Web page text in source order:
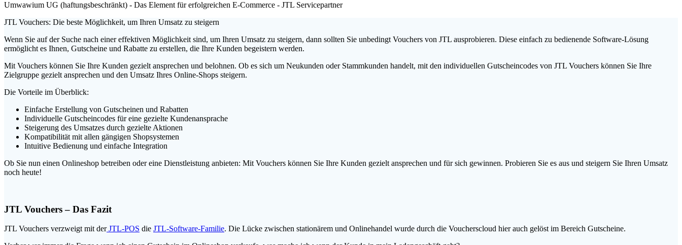
Umwawium UG (haftungsbeschränkt) - Das Element für erfolgreichen E-Commerce - JTL Servicepartner
JTL Vouchers: Die beste Möglichkeit, um Ihren Umsatz zu steigern
Wenn Sie auf der Suche nach einer effektiven Möglichkeit sind, um Ihren Umsatz zu steigern, dann sollten Sie unbedingt Vouchers von JTL ausprobieren. Diese einfach zu bedienende Software-Lösung
ermöglicht es Ihnen, Gutscheine und Rabatte zu erstellen, die Ihre Kunden begeistern werden.
Mit Vouchers können Sie Ihre Kunden gezielt ansprechen und belohnen. Ob es sich um Neukunden oder Stammkunden handelt, mit den individuellen Gutscheincodes von JTL Vouchers können Sie Ihre
Zielgruppe gezielt ansprechen und den Umsatz Ihres Online-Shops steigern.
Die Vorteile im Überblick:
Einfache Erstellung von Gutscheinen und Rabatten
Individuelle Gutscheincodes für eine gezielte Kundenansprache
Steigerung des Umsatzes durch gezielte Aktionen
Kompatibilität mit allen gängigen Shopsystemen
Intuitive Bedienung und einfache Integration
Ob Sie nun einen Onlineshop betreiben oder eine Dienstleistung anbieten: Mit Vouchers können Sie Ihre Kunden gezielt ansprechen und für sich gewinnen. Probieren Sie es aus und steigern Sie Ihren Umsatz
noch heute!
JTL Vouchers – Das Fazit
JTL Vouchers verzweigt mit derJTL-POS die JTL-Software-Familie. Die Lücke zwischen stationärem und Onlinehandel wurde durch die Voucherscloud hier auch gelöst im Bereich Gutscheine.